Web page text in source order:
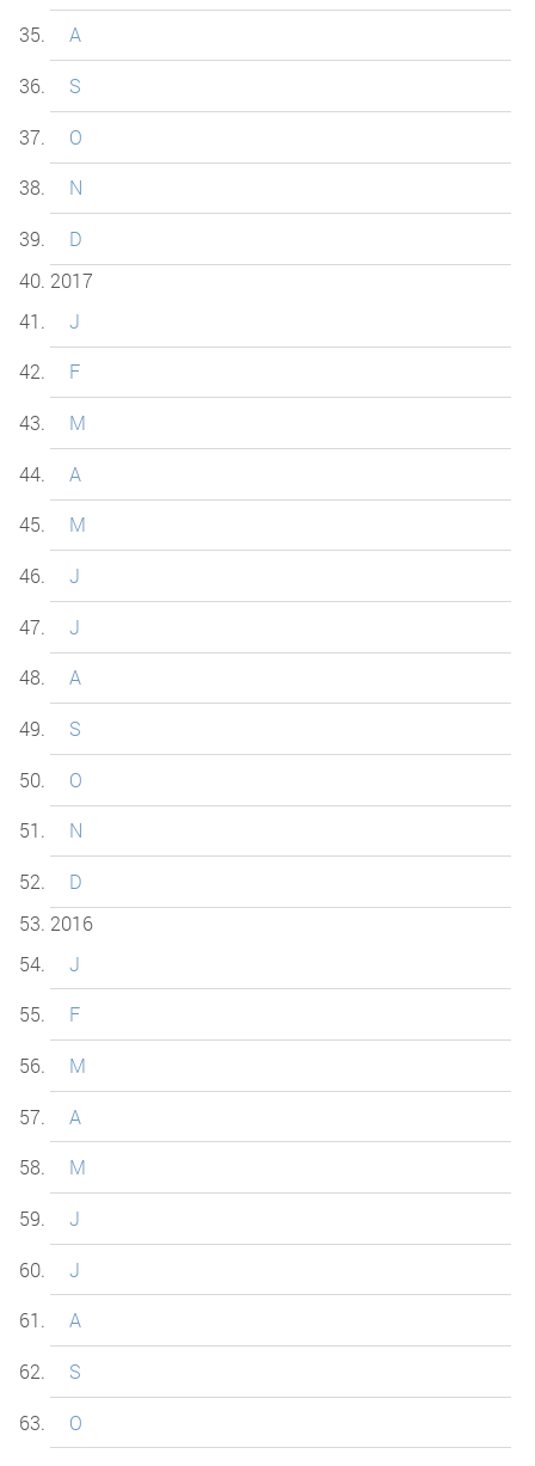
A
S
O
N
D
2017
J
F
M
A
M
J
J
A
S
O
N
D
2016
J
F
M
A
M
J
J
A
S
O